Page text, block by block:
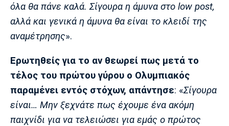
Ίντερ Μίλαν Μπάγερν
Μπορούσια
Ντόρτμουντ
Παρί Σεν
Ζερμέν
όλα θα πάνε καλά. Σίγουρα η άμυνα στο low post,
αλλά και γενικά η άμυνα θα είναι το κλειδί της
αναμέτρησης».
Ερωτηθείς για το αν θεωρεί πως μετά το
τέλος του πρώτου γύρου ο Ολυμπιακός
παραμένει εντός στόχων, απάντησε: «Σίγουρα
είναι… Μην ξεχνάτε πως έχουμε ένα ακόμη
παιχνίδι για να τελειώσει για εμάς ο πρώτος